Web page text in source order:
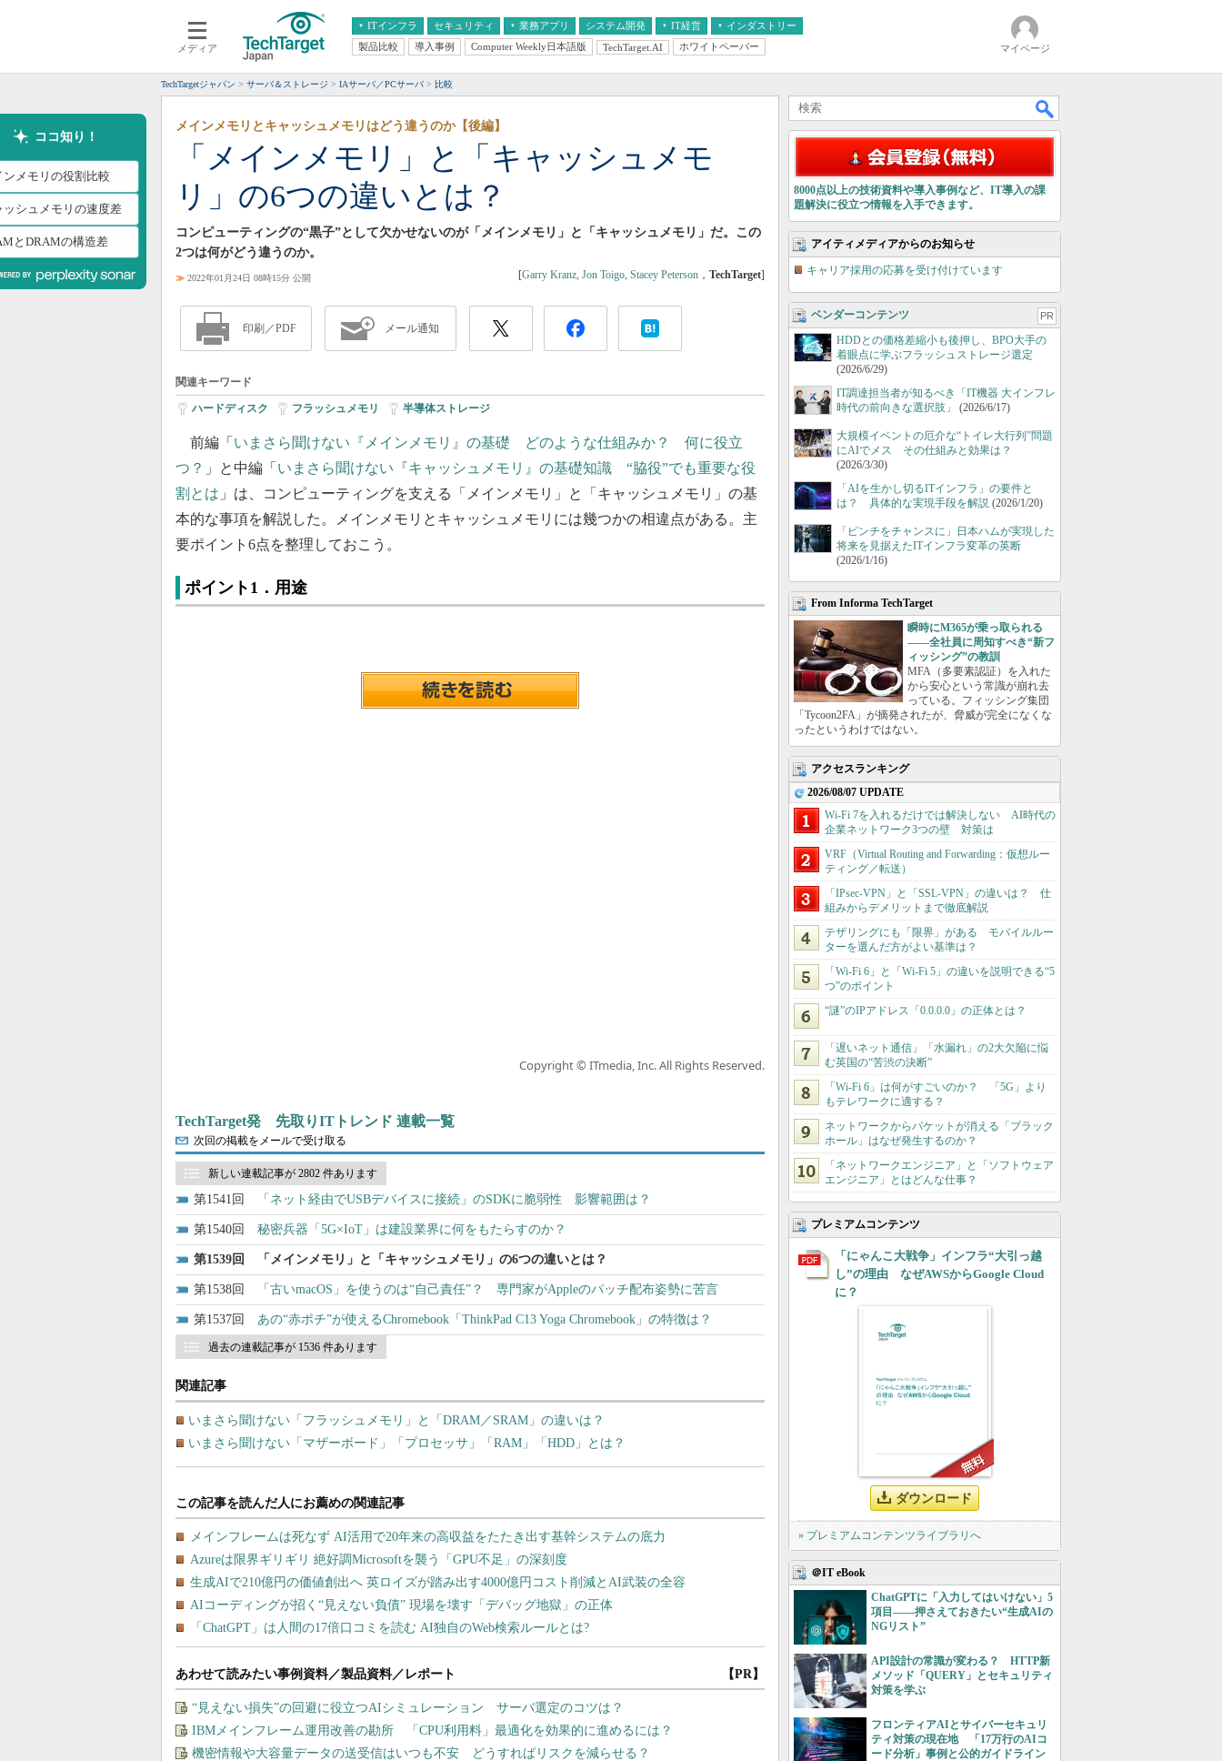
メディア
ITインフラ
クラウド
スマートモバイル
ネットワーク
システム運用管理
セキュリティ 業務アプリ
エンタープライズAI
ERP
CX
情報系システム
システム開発 IT経営
経営とIT
インダストリー
医療IT
製品比較 導入事例 Computer Weekly日本語版 TechTarget.AI ホワイトペーパー マイページ
TechTargetジャパン サーバ＆ストレージ IAサーバ／PCサーバ 比較
ココ知り！
ンメモリの役割比較
ッシュメモリの速度差
とDRAMの構造差
「メインメモリ」と「キャッシュメモ
リ」の6つの違いとは？
メインメモリとキャッシュメモリはどう違うのか【後編】
コンピューティングの“黒子”として欠かせないのが「メインメモリ」と「キャッシュメモリ」だ。この
2つは何がどう違うのか。
≫ 2022年01月24日 08時15分 公開 [Garry Kranz, Jon Toigo, Stacey Peterson ， TechTarget]
印刷／PDF メール通知
関連キーワード
ハードディスク フラッシュメモリ 半導体ストレージ
前編「 いまさら聞けない『メインメモリ』の基礎 どのような仕組みか？ 何に役立
つ？ 」と中編「 いまさら聞けない『キャッシュメモリ』の基礎知識 “脇役”でも重要な役
割とは 」は、コンピューティングを支える「メインメモリ」と「キャッシュメモリ」の基
本的な事項を解説した。メインメモリとキャッシュメモリには幾つかの相違点がある。主
要ポイント6点を整理しておこう。
ポイント1．用途
Copyright © ITmedia, Inc. All Rights Reserved.
TechTarget発 先取りITトレンド 連載一覧
次回の掲載をメールで受け取る
新しい連載記事が 2802 件あります
1541 「ネット経由でUSBデバイスに接続」のSDKに脆弱性 影響範囲は？
1540 秘密兵器「5G×IoT」は建設業界に何をもたらすのか？
1539 「メインメモリ」と「キャッシュメモリ」の6つの違いとは？
1538 「古いmacOS」を使うのは“自己責任”？ 専門家がAppleのパッチ配布姿勢に苦言
1537 あの“赤ポチ”が使えるChromebook「ThinkPad C13 Yoga Chromebook」の特徴は？
過去の連載記事が 1536 件あります
関連記事
いまさら聞けない「フラッシュメモリ」と「DRAM／SRAM」の違いは？
いまさら聞けない「マザーボード」「プロセッサ」「RAM」「HDD」とは？
あわせて読みたい事例資料／製品資料／レポート 【PR】
“見えない損失”の回避に役立つAIシミュレーション サーバ選定のコツは？
IBMメインフレーム運用改善の勘所 「CPU利用料」最適化を効果的に進めるには？
機密情報や大容量データの送受信はいつも不安 どうすればリスクを減らせる？
8000点以上の技術資料や導入事例など、IT導入の課
題解決に役立つ情報を入手できます。
アイティメディアからのお知らせ
キャリア採用の応募を受け付けています
ベンダーコンテンツ PR
HDDとの価格差縮小も後押し、BPO大手の
着眼点に学ぶフラッシュストレージ選定
(2026/6/29)
IT調達担当者が知るべき「IT機器 大インフレ
時代の前向きな選択肢」
(2026/6/17)
大規模イベントの厄介な“トイレ大行列”問題
にAIでメス その仕組みと効果は？
(2026/3/30)
「AIを生かし切るITインフラ」の要件と
は？ 具体的な実現手段を解説 (2026/1/20)
「ピンチをチャンスに」日本ハムが実現した
将来を見据えたITインフラ変革の英断
(2026/1/16)
From Informa TechTarget
瞬時にM365が乗っ取られる
――全社員に周知すべき“新フ
ィッシング”の教訓
MFA（多要素認証）を入れた
から安心という常識が崩れ去
っている。フィッシング集団
「Tycoon2FA」が摘発されたが、脅威が完全になくな
ったというわけではない。
アクセスランキング
2026/08/07 UPDATE
Wi-Fi 7を入れるだけでは解決しない AI時代の
企業ネットワーク3つの壁 対策は
VRF（Virtual Routing and Forwarding：仮想ルー
ティング／転送）
「IPsec-VPN」と「SSL-VPN」の違いは？ 仕
組みからデメリットまで徹底解説
テザリングにも「限界」がある モバイルルー
ターを選んだ方がよい基準は？
「Wi-Fi 6」と「Wi-Fi 5」の違いを説明できる“5
つ”のポイント
“謎”のIPアドレス「0.0.0.0」の正体とは？
「遅いネット通信」「水漏れ」の2大欠陥に悩
む英国の“苦渋の決断”
「Wi-Fi 6」は何がすごいのか？ 「5G」より
もテレワークに適する？
ネットワークからパケットが消える「ブラック
ホール」はなぜ発生するのか？
「ネットワークエンジニア」と「ソフトウェア
エンジニア」とはどんな仕事？
プレミアムコンテンツ
「にゃんこ大戦争」インフラ“大引っ越
し”の理由 なぜAWSからGoogle Cloud
に？
ダウンロード
» プレミアムコンテンツライブラリへ
＠IT eBook
ChatGPTに「入力してはいけない」5
項目――押さえておきたい“生成AIの
NGリスト”
API設計の常識が変わる？ HTTP新
メソッド「QUERY」とセキュリティ
対策を学ぶ
フロンティアAIとサイバーセキュリ
ティ対策の現在地 「17万行のAIコ
ード分析」事例と公的ガイドライン